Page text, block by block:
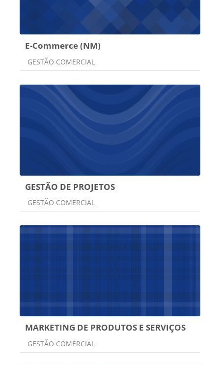
E-Commerce (NM)
Categoria do curso
GESTÃO COMERCIAL
GESTÃO DE PROJETOS
Categoria do curso
GESTÃO COMERCIAL
MARKETING DE PRODUTOS E SERVIÇOS
Categoria do curso
GESTÃO COMERCIAL